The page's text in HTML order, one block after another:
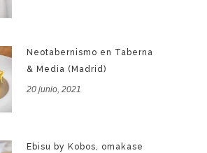
Neotabernismo en Taberna
& Media (Madrid)
20 junio, 2021
Ebisu by Kobos, omakase